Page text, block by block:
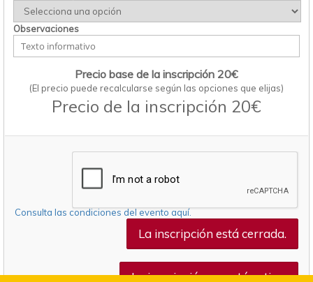
Observaciones
Precio base de la inscripción 20€
(El precio puede recalcularse según las opciones que elijas)
Precio de la inscripción 20€
Consulta las condiciones del evento aquí.
La inscripción está cerrada.
La inscripción no está activa.